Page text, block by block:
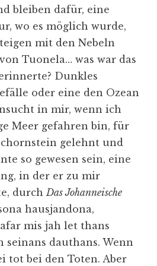
bleiben dafür, eine
wo es möglich wurde,
mit den Nebeln
Tuonela… was war das
Dunkles
oder eine den Ozean
in mir, wenn ich
Meer gefahren bin, für
gelehnt und
so gewesen sein, eine
in der er zu mir
durchDas Johanneische
hausjandona,
mis jah let thans
seinans dauthans. Wenn
tot bei den Toten. Aber